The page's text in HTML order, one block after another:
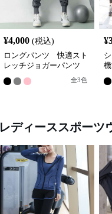
¥4,000 (税込)
ロングパンツ 快適スト
レッチジョガーパンツ
全3色
¥
レディーススポーツ